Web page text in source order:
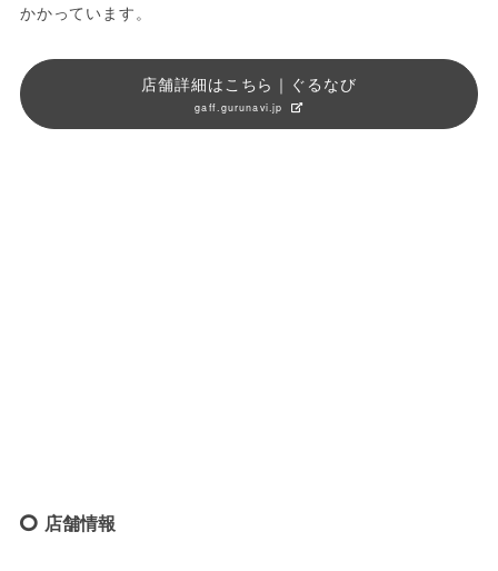
かかっています。
店舗詳細はこちら｜ぐるなび
gaff.gurunavi.jp
店舗情報